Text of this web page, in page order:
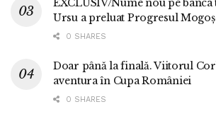
EXCLUSIV/Nume nou pe
Ursu a preluat Progresul
0 SHARES
Doar până la finală. Viitorul
aventura în Cupa României
0 SHARES